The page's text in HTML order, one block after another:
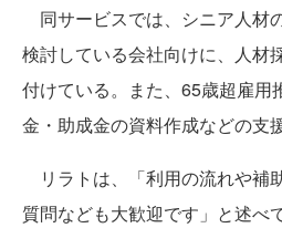
同サービスでは、シニア人材
検討している会社向けに、人材
付けている。また、65歳超雇用
金・助成金の資料作成などの支
リラトは、「利用の流れや補
質問なども大歓迎です」と述べ